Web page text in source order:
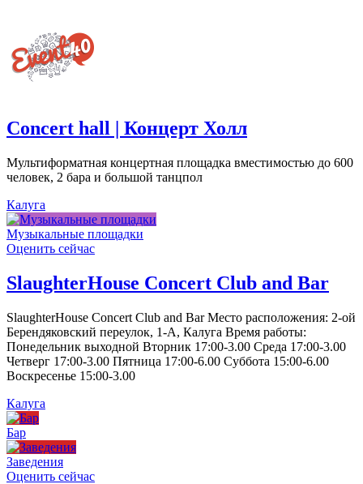
Concert hall | Концерт Холл
Мультиформатная концертная площадка вместимостью до 600
человек, 2 бара и большой танцпол
Калуга
Музыкальные площадки
Оценить сейчас
SlaughterHouse Concert Club and Bar
SlaughterHouse Concert Club and Bar Место расположения: 2-ой
Берендяковский переулок, 1-А, Калуга Время работы:
Понедельник выходной Вторник 17:00-3.00 Среда 17:00-3.00
Четверг 17:00-3.00 Пятница 17:00-6.00 Суббота 15:00-6.00
Воскресенье 15:00-3.00
Калуга
Бар
Заведения
Оценить сейчас